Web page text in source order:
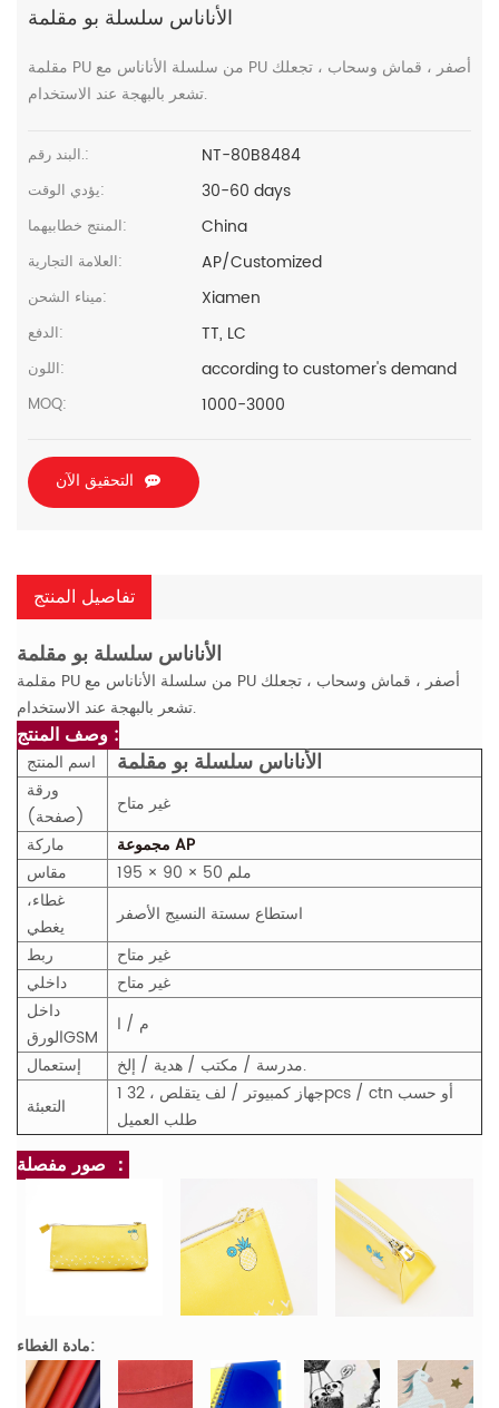
الأناناس سلسلة بو مقلمة
مقلمة PU من سلسلة الأناناس مع PU أصفر ، قماش وسحاب ، تجعلك
تشعر بالبهجة عند الاستخدام.
البند رقم.: NT-80B8484
يؤدي الوقت: 30-60 days
المنتج خطابيهما: China
العلامة التجارية: AP/Customized
ميناء الشحن: Xiamen
الدفع: TT, LC
اللون: according to customer's demand
MOQ: 1000-3000
التحقيق الآن
تفاصيل المنتج
الأناناس سلسلة بو مقلمة
مقلمة PU من سلسلة الأناناس مع PU أصفر ، قماش وسحاب ، تجعلك
تشعر بالبهجة عند الاستخدام.
وصف المنتج :
اسم المنتج الأناناس سلسلة بو مقلمة
ورقة
(صفحة)
غير متاح
ماركة
مجموعة AP
مقاس
195 × 90 × 50 ملم
غطاء،
يغطي
استطاع سستة النسيج الأصفر
ربط
غير متاح
داخلي
غير متاح
داخل
الورقGSM
م / ا
إستعمال
مدرسة / مكتب / هدية / إلخ.
التعبئة
1 جهاز كمبيوتر / لف يتقلص ، 32pcs / ctn أو حسب
طلب العميل
صور مفصلة ：
مادة الغطاء: